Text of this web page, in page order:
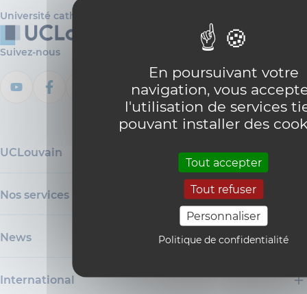
En poursuivant votre
navigation, vous
l'utilisation de services
pouvant installer des
Tout accepter
Tout refuser
Personnaliser
Politique de confidentialité
Université catholique de Louvain
Suivez-nous
UCLouvain
Nos services
News
International